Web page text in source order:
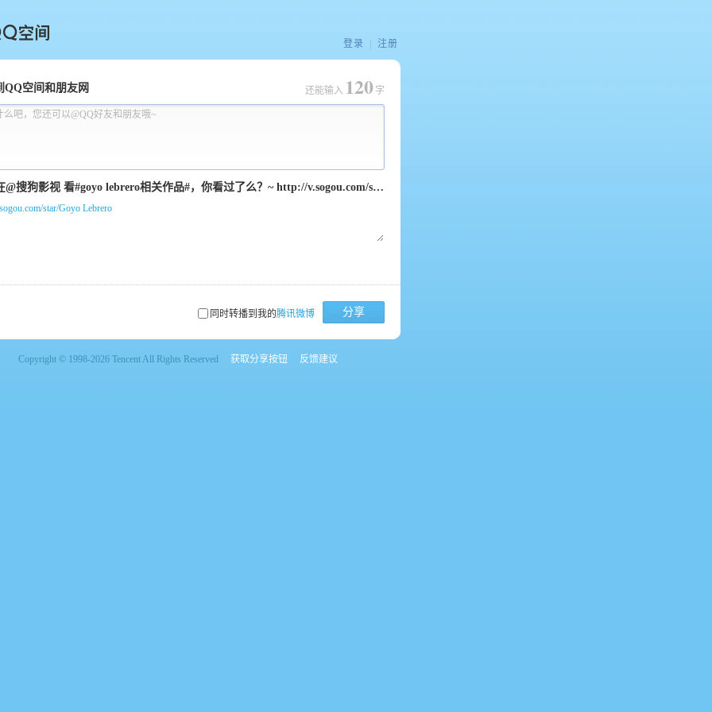
间
登录 注册
QQ空间和朋友网
么吧，您还可以@QQ好友和朋友哦~
还能输入 120 字
star/Goyo Lebrero
同时转播到我的腾讯微博 分享
Copyright © 1998-2026 Tencent All Rights Reserved 获取分享按钮 反馈建议